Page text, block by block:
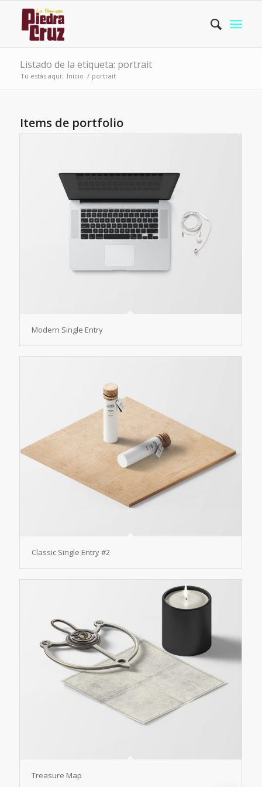
Listado de la etiqueta: portrait
Tú estás aquí: Inicio / portrait
Items de portfolio
Modern Single Entry
Classic Single Entry #2
Treasure Map